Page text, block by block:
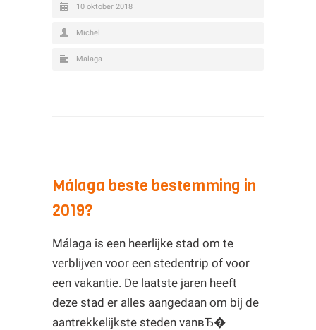
10 oktober 2018
Michel
Malaga
Málaga beste bestemming in
2019?
Málaga is een heerlijke stad om te
verblijven voor een stedentrip of voor
een vakantie. De laatste jaren heeft
deze stad er alles aangedaan om bij de
aantrekkelijkste steden vanвЂ�